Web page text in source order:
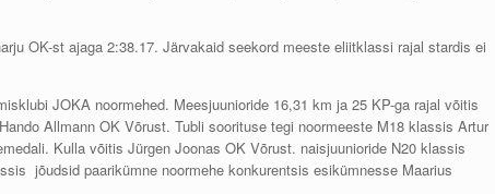
OK-st ajaga 2:38.17. Järvakaid seekord meeste eliitklassi rajal stardis ei
JOKA noormehed. Meesjuunioride 16,31 km ja 25 KP-ga rajal võitis
Allmann OK Võrust. Tubli soorituse tegi noormeeste M18 klassis Artur
Kulla võitis Jürgen Joonas OK Võrust. naisjuunioride N20 klassis
jõudsid paarikümne noormehe konkurentsis esikümnesse Maarius